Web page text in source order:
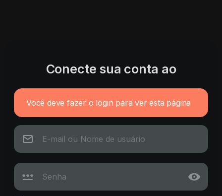
Conecte sua conta ao
Você deve fazer o login para ver esta página